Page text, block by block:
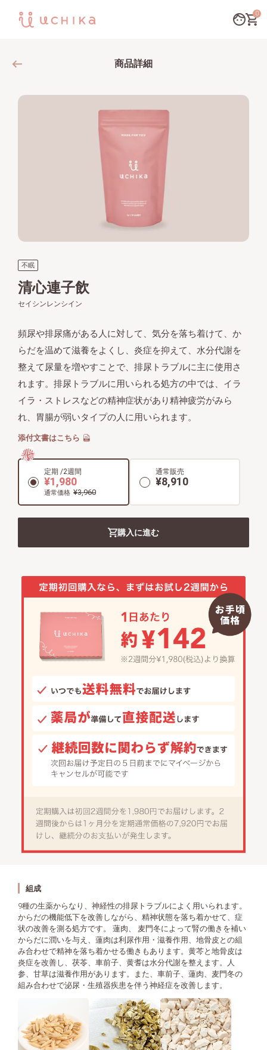
0
商品詳細
不眠
清心連子飲
セイシンレンシイン
頻尿や排尿痛がある人に対して、気分を落ち着けて、か
らだを温めて滋養をよくし、炎症を抑えて、水分代謝を
整えて尿量を増やすことで、排尿トラブルに主に使用さ
れます。排尿トラブルに用いられる処方の中では、イラ
イラ・ストレスなどの精神症状があり精神疲労がみら
れ、胃腸が弱いタイプの人に用いられます。
添付文書はこちら
初回
限定
定期 /2週間
¥1,980
通常価格 ¥3,960
通常販売
¥8,910
購入に進む
組成
9種の生薬からなり、神経性の排尿トラブルによく用いられます。
からだの機能低下を改善しながら、精神状態を落ち着かせて、症
状の改善を測る処方です。 蓮肉、 麦門冬によって腎の働きを補い
からだに潤いを与え、蓮肉は利尿作用・滋養作用、地骨皮との組
み合わせで精神を落ち着かせる働きもあります。黄芩と地骨皮は
炎症を改善し、茯苓、車前子、黄耆は水分代謝を整えます。人
参、甘草は滋養作用があります。また、車前子、蓮肉、麦門冬の
組み合わせで泌尿・生殖器疾患を伴う神経症を改善します。